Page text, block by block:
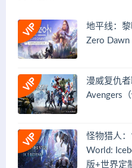
地平线：
Zero Dawn
漫威复仇
Avengers
怪物猎人
World:
版+世界定